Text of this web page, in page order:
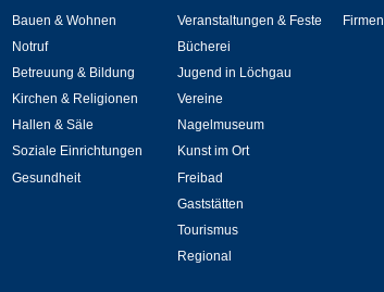
NETZMonitor
Bodenrichtwerte
Bezirksschornsteinfeger
Laufende beschränkte Ausschreibungen
Bauen & Wohnen
Notruf
Betreuung & Bildung
Kirchen & Religionen
Hallen & Säle
Soziale Einrichtungen
Gesundheit
Veranstaltungen & Feste
Bücherei
Jugend in Löchgau
Vereine
Nagelmuseum
Kunst im Ort
Freibad
Gaststätten
Tourismus
Regional
Firmen